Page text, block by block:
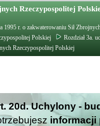
Rzeczypospolitej
r. o zakwaterowaniu Sił
Polskiej
Rozdział 3a.
Rzeczypospolitej Polskiej
20d. Uchylony -
informacji